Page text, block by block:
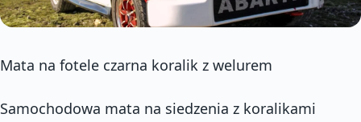
Mata na fotele czarna koralik z welurem
Samochodowa mata na siedzenia z koralikami